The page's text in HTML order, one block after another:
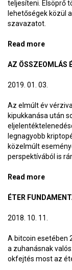
teljesíteni. Elsöprő
lehetőségek közül
szavazatot.
Read more
AZ ÖSSZEOMLÁS
2019. 01. 03.
Az elmúlt év
kipukkanása után
legnagyobb
közelmúlt
perspektívából is
Read more
ÉTER
2018. 10. 11.
A bitcoin esetében
a zuhanásnak
okfejtés most az